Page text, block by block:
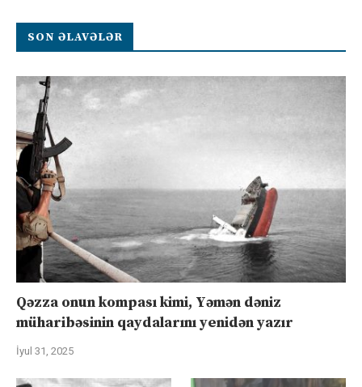
SON ƏLAVƏLƏR
Qəzza onun kompası kimi, Yəmən dəniz
müharibəsinin qaydalarını yenidən yazır
İyul 31, 2025